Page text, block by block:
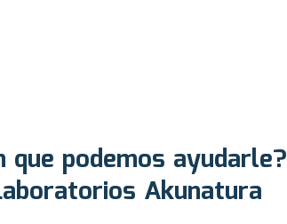
que podemos ayudarle?
Akunatura